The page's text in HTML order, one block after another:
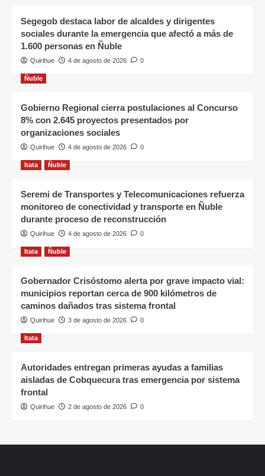
Segegob destaca labor de alcaldes y dirigentes
sociales durante la emergencia que afectó a más de
1.600 personas en Ñuble
Quirihue 4 de agosto de 2026 0
Ñuble
Gobierno Regional cierra postulaciones al Concurso
8% con 2.645 proyectos presentados por
organizaciones sociales
Quirihue 4 de agosto de 2026 0
Itata Ñuble
Seremi de Transportes y Telecomunicaciones refuerza
monitoreo de conectividad y transporte en Ñuble
durante proceso de reconstrucción
Quirihue 4 de agosto de 2026 0
Itata Ñuble
Gobernador Crisóstomo alerta por grave impacto vial:
municipios reportan cerca de 900 kilómetros de
caminos dañados tras sistema frontal
Quirihue 3 de agosto de 2026 0
Itata
Autoridades entregan primeras ayudas a familias
aisladas de Cobquecura tras emergencia por sistema
frontal
Quirihue 2 de agosto de 2026 0